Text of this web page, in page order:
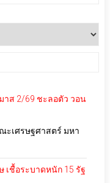
าส 2/69 ชะลอตัว วอน
ะเศรษฐศาสตร์ มหา
เชื้อระบาดหนัก 15 รัฐ